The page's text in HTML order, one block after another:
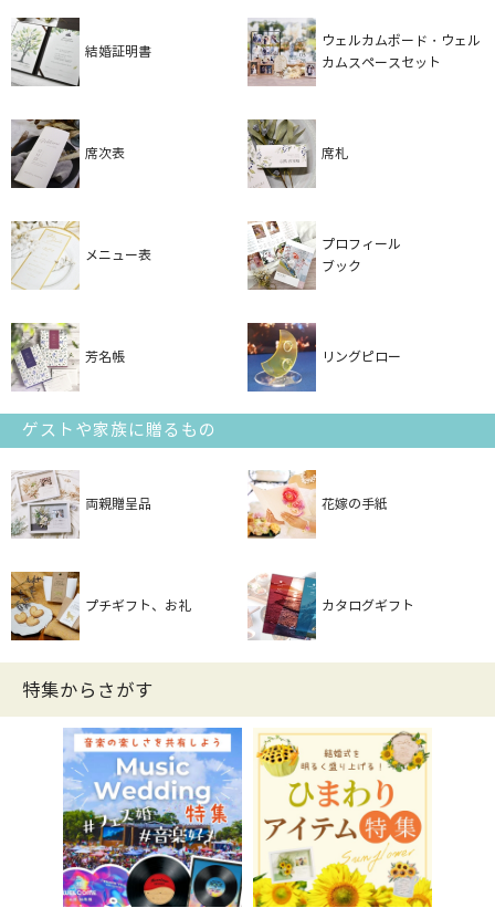
結婚証明書
ウェルカムボード・ウェル
カムスペースセット
席次表 席札
メニュー表
プロフィール
ブック
芳名帳 リングピロー
ゲストや家族に贈るもの
両親贈呈品 花嫁の手紙
プチギフト、お礼 カタログギフト
特集からさがす